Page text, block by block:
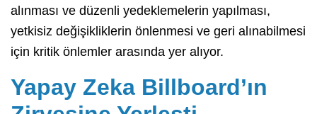
alınması ve düzenli yedeklemelerin yapılması,
yetkisiz değişikliklerin önlenmesi ve geri alınabilmesi
için kritik önlemler arasında yer alıyor.
Yapay Zeka Billboard’ın